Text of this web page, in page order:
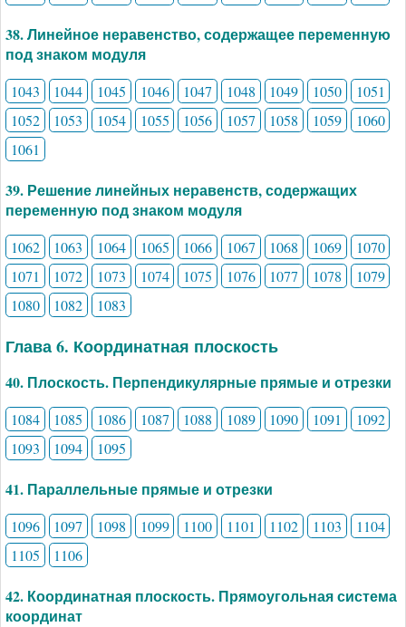
38. Линейное неравенство, содержащее переменную
под знаком модуля
1043 1044 1045 1046 1047 1048 1049 1050
1051
1052
1053 1054 1055 1056 1057 1058 1059
1060
1061
39. Решение линейных неравенств, содержащих
переменную под знаком модуля
1062 1063 1064 1065 1066 1067 1068 1069
1070
1071
1072 1073 1074 1075 1076 1077 1078
1079
1080
1082 1083
Глава 6. Координатная плоскость
40. Плоскость. Перпендикулярные прямые и отрезки
1084 1085 1086 1087 1088 1089 1090 1091
1092
1093
1094 1095
41. Параллельные прямые и отрезки
1096 1097 1098 1099 1100 1101 1102 1103
1104
1105
1106
42. Координатная плоскость. Прямоугольная система
координат